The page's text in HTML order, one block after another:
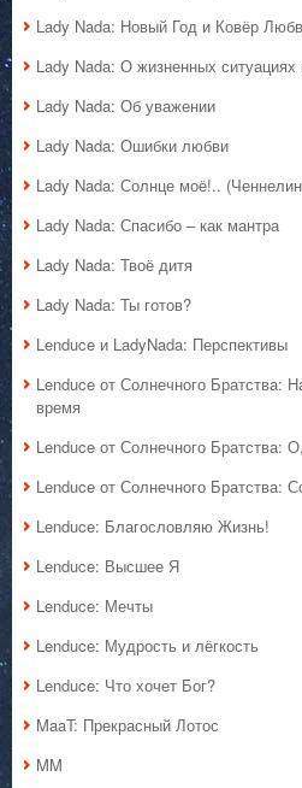
Lady Nada: Новый Год и Ковёр
Lady Nada: О жизненных
Lady Nada: Об уважении
Lady Nada: Ошибки любви
Lady Nada: Солнце моё!..
Lady Nada: Спасибо – как мантра
Lady Nada: Твоё дитя
Lady Nada: Ты готов?
Lenduce и LadyNada: Перспективы
Lenduce от Солнечного Братства:
время
Lenduce от Солнечного Братства:
Lenduce от Солнечного Братства:
Lenduce: Благословляю Жизнь!
Lenduce: Высшее Я
Lenduce: Мечты
Lenduce: Мудрость и лёгкость
Lenduce: Что хочет Бог?
MaaT: Прекрасный Лотос
MM